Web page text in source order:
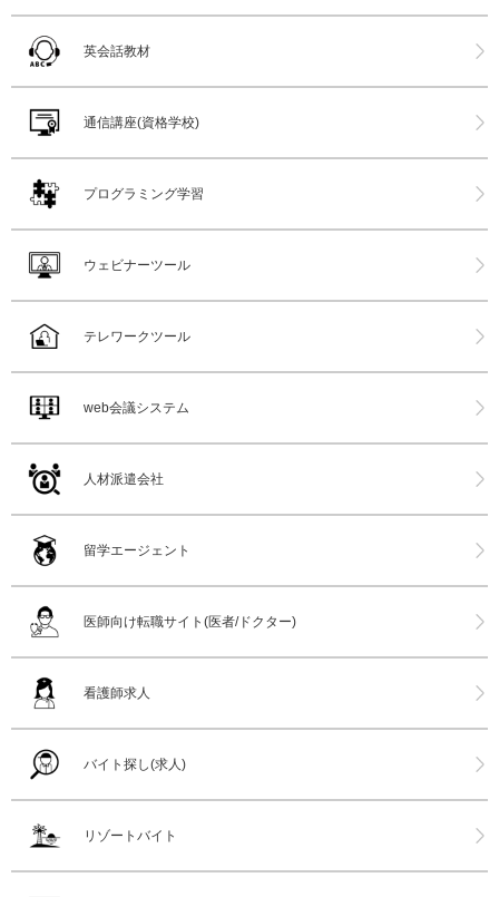
英会話教材
通信講座(資格学校)
プログラミング学習
ウェビナーツール
テレワークツール
web会議システム
人材派遣会社
留学エージェント
医師向け転職サイト(医者/ドクター)
看護師求人
バイト探し(求人)
リゾートバイト